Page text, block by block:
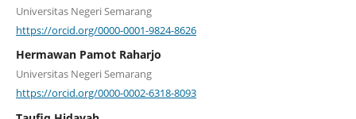
Universitas Negeri Semarang
https://orcid.org/0000-0001-9824-8626
Hermawan Pamot Raharjo
Universitas Negeri Semarang
https://orcid.org/0000-0002-6318-8093